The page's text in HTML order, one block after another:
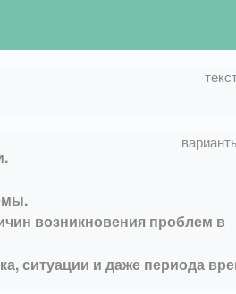
возникновения проблем в
ситуации и даже периода